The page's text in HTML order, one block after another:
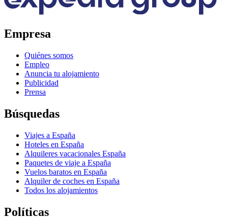
Empresa
Quiénes somos
Empleo
Anuncia tu alojamiento
Publicidad
Prensa
Búsquedas
Viajes a España
Hoteles en España
Alquileres vacacionales España
Paquetes de viaje a España
Vuelos baratos en España
Alquiler de coches en España
Todos los alojamientos
Políticas